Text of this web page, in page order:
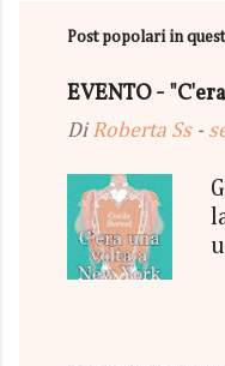
Post popolari in
EVENTO -
Di Roberta Ss -